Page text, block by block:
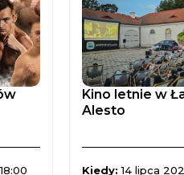
Kino letnie w
Alesto
Kiedy:14 lipca